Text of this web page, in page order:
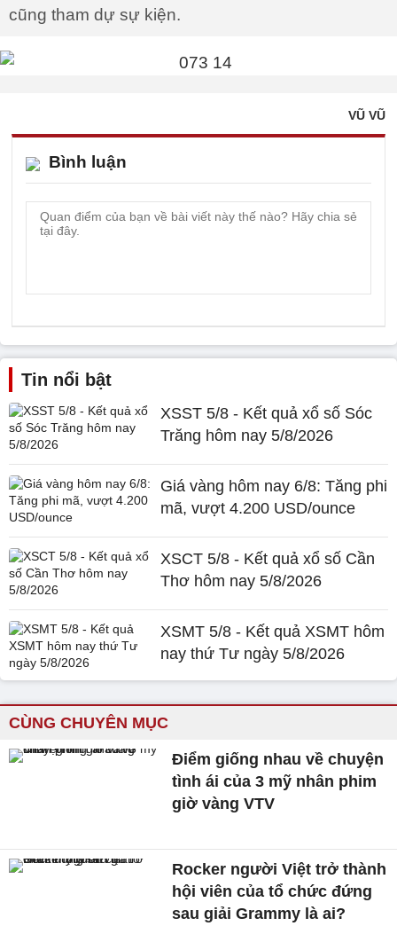
cũng tham dự sự kiện.
VŨ VŨ
Bình luận
Tin nổi bật
XSST 5/8 - Kết quả xổ số Sóc
Trăng hôm nay 5/8/2026
Giá vàng hôm nay 6/8: Tăng phi
mã, vượt 4.200 USD/ounce
XSCT 5/8 - Kết quả xổ số Cần
Thơ hôm nay 5/8/2026
XSMT 5/8 - Kết quả XSMT hôm
nay thứ Tư ngày 5/8/2026
CÙNG CHUYÊN MỤC
Điểm giống nhau về chuyện
tình ái của 3 mỹ nhân phim
giờ vàng VTV
Rocker người Việt trở thành
hội viên của tổ chức đứng
sau giải Grammy là ai?